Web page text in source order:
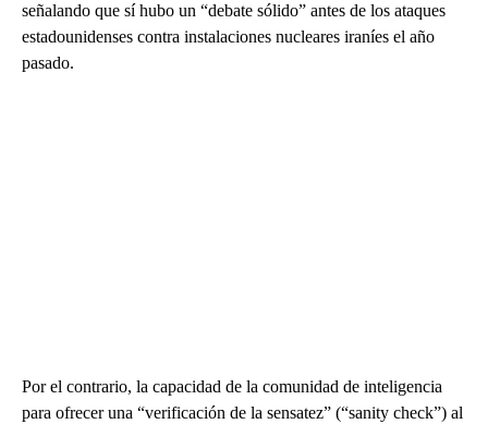
señalando que sí hubo un “debate sólido” antes de los ataques
estadounidenses contra instalaciones nucleares iraníes el año
pasado.
Por el contrario, la capacidad de la comunidad de inteligencia
para ofrecer una “verificación de la sensatez” (“sanity check”) al